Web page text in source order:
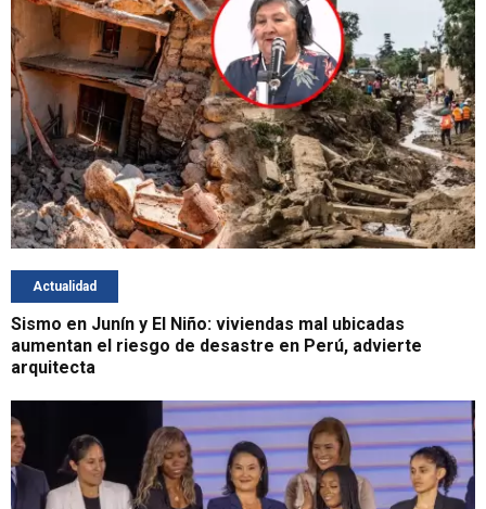
Actualidad
Sismo en Junín y El Niño: viviendas mal ubicadas
aumentan el riesgo de desastre en Perú, advierte
arquitecta